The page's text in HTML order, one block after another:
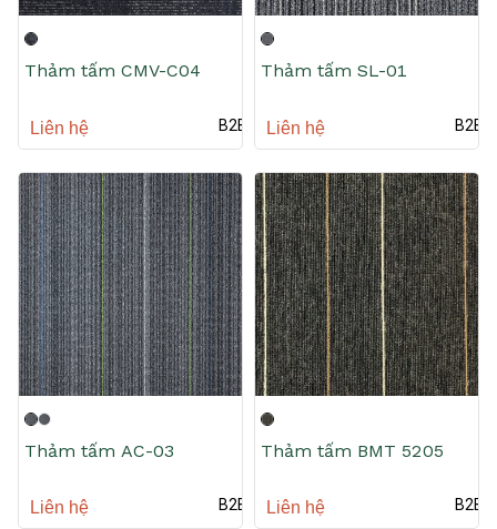
Thảm tấm CMV-C04
Liên hệ B2B
Thảm tấm SL-01
Liên hệ B2B
Thảm tấm AC-03
Liên hệ B2B
Thảm tấm BMT 5205
Liên hệ B2B